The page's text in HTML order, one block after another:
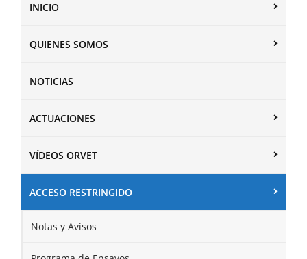
INICIO
QUIENES SOMOS
NOTICIAS
ACTUACIONES
VÍDEOS ORVET
ACCESO RESTRINGIDO
Notas y Avisos